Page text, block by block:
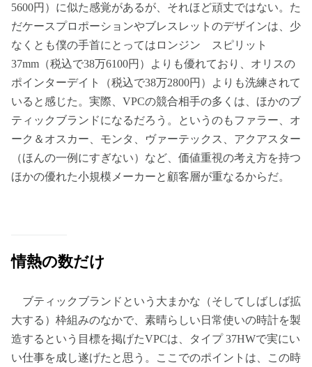
5600円）に似た感覚があるが、それほど頑丈ではない。た
だケースプロポーションやブレスレットのデザインは、少
なくとも僕の手首にとってはロンジン スピリット
37mm（税込で38万6100円）よりも優れており、オリスの
ポインターデイト（税込で38万2800円）よりも洗練されて
いると感じた。実際、VPCの競合相手の多くは、ほかのブ
ティックブランドになるだろう。というのもファラー、オ
ーク＆オスカー、モンタ、ヴァーテックス、アクアスター
（ほんの一例にすぎない）など、価値重視の考え方を持つ
ほかの優れた小規模メーカーと顧客層が重なるからだ。
情熱の数だけ
ブティックブランドという大まかな（そしてしばしば拡
大する）枠組みのなかで、素晴らしい日常使いの時計を製
造するという目標を掲げたVPCは、タイプ 37HWで実にい
い仕事を成し遂げたと思う。ここでのポイントは、この時